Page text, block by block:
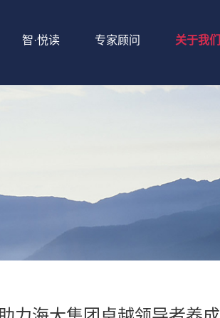
智·悦读 专家顾问 关于我们